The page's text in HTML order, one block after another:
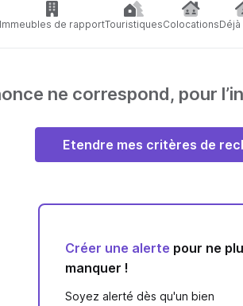
Immeubles de rapportTouristiquesColocations
ne correspond, pour
Etendre mes critères de
Créer une alerte pour ne
manquer !
Soyez alerté dès qu'un bien